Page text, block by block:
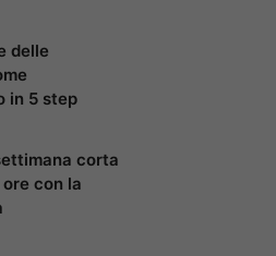
delle
in 5 step
corta
con la